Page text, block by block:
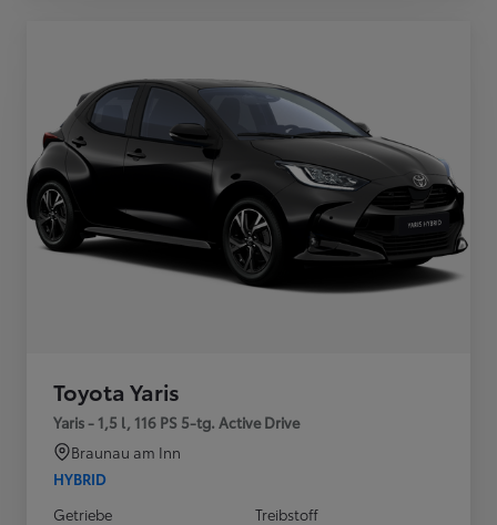
Toyota Yaris
Yaris - 1,5 l, 116 PS 5-tg. Active Drive
Braunau am Inn
HYBRID
Getriebe
Treibstoff